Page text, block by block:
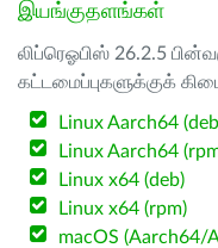
இயங்குதளங்கள்
லிப்ரெஓபிஸ் 26.2.5
கட்டமைப்புகளுக்குக்
Linux Aarch64
Linux Aarch64
Linux x64 (deb)
Linux x64 (rpm)
macOS (Aarch64/